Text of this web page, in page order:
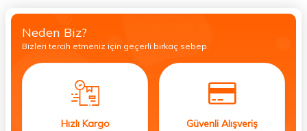
Neden Biz?
Bizleri tercih etmeniz için geçerli birkaç sebep.
Hızlı Kargo Güvenli Alışveriş